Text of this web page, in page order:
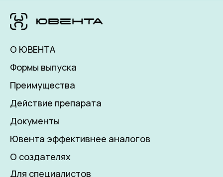
Формы выпуска
О ЮВЕНТА
О создателях
Документы
Действие препарата
Ювента эффективнее аналогов
Преимущества
Для специалистов